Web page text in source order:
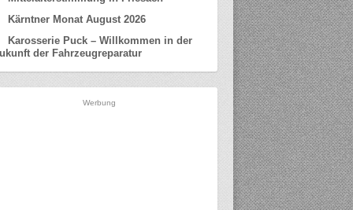
Kärntner Monat August 2026
Karosserie Puck – Willkommen in der
der Fahrzeugreparatur
Werbung